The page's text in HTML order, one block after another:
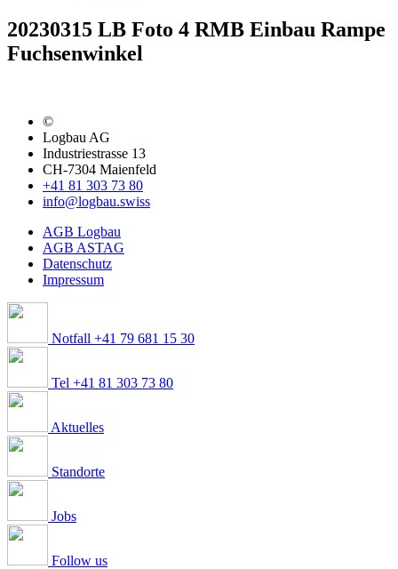
20230315 LB Foto 4 RMB Einbau Rampe
Fuchsenwinkel
©
Logbau AG
Industriestrasse 13
CH-7304 Maienfeld
+41 81 303 73 80
info@logbau.swiss
AGB Logbau
AGB ASTAG
Datenschutz
Impressum
Notfall +41 79 681 15 30
Tel +41 81 303 73 80
Aktuelles
Standorte
Jobs
Follow us